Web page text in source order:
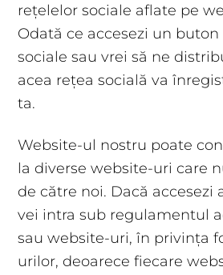
rețelelor sociale aflate pe
Odată ce accesezi un
sociale sau vrei să ne
acea rețea socială va
ta.
Website-ul nostru poate
la diverse website-uri care
de către noi. Dacă accesezi
vei intra sub regulamentul
sau website-uri, în privința
urilor, deoarece fiecare